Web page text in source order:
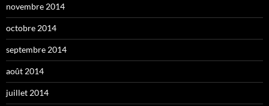
novembre 2014
octobre 2014
septembre 2014
août 2014
juillet 2014